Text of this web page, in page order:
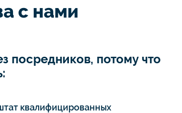
с нами
посредников, потому что
квалифицированных